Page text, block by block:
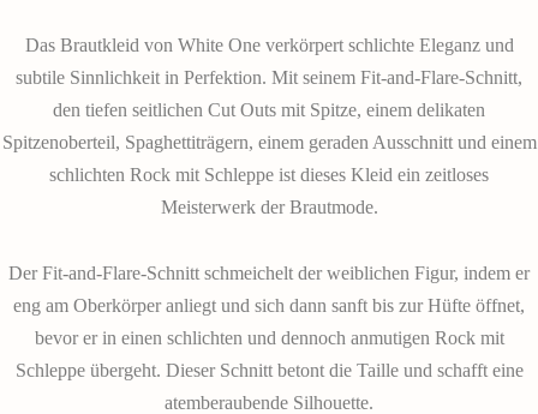
Das Brautkleid von White One verkörpert schlichte Eleganz und
subtile Sinnlichkeit in Perfektion. Mit seinem Fit-and-Flare-Schnitt,
den tiefen seitlichen Cut Outs mit Spitze, einem delikaten
Spitzenoberteil, Spaghettiträgern, einem geraden Ausschnitt und einem
schlichten Rock mit Schleppe ist dieses Kleid ein zeitloses
Meisterwerk der Brautmode.
Der Fit-and-Flare-Schnitt schmeichelt der weiblichen Figur, indem er
eng am Oberkörper anliegt und sich dann sanft bis zur Hüfte öffnet,
bevor er in einen schlichten und dennoch anmutigen Rock mit
Schleppe übergeht. Dieser Schnitt betont die Taille und schafft eine
atemberaubende Silhouette.